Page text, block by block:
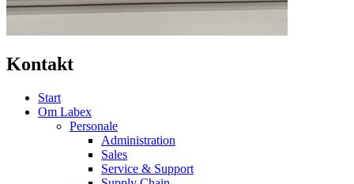
Kontakt
Start
Om Labex
Personale
Administration
Sales
Service & Support